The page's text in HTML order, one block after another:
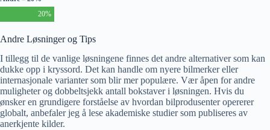
20%
Andre Løsninger og Tips
I tillegg til de vanlige løsningene finnes det andre alternativer som kan
dukke opp i kryssord. Det kan handle om nyere bilmerker eller
internasjonale varianter som blir mer populære. Vær åpen for andre
muligheter og dobbeltsjekk antall bokstaver i løsningen. Hvis du
ønsker en grundigere forståelse av hvordan bilprodusenter opererer
globalt, anbefaler jeg å lese akademiske studier som publiseres av
anerkjente kilder.